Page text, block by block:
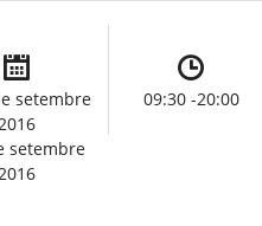
setembre
setembre
09:30 -20:00